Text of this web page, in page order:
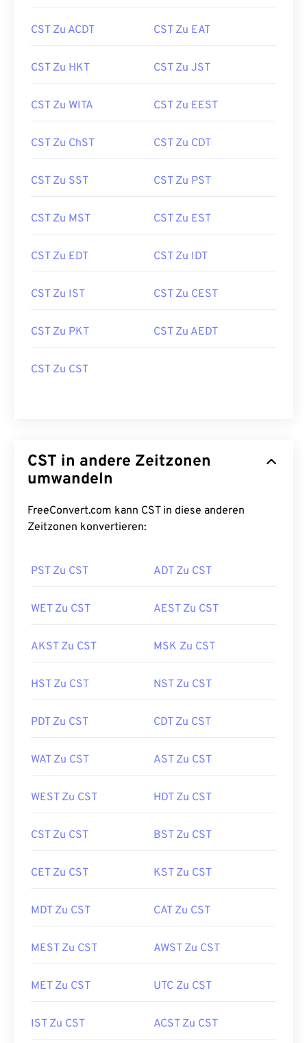
CST Zu ACDT CST Zu EAT
CST Zu HKT CST Zu JST
CST Zu WITA CST Zu EEST
CST Zu ChST CST Zu CDT
CST Zu SST CST Zu PST
CST Zu MST CST Zu EST
CST Zu EDT CST Zu IDT
CST Zu IST CST Zu CEST
CST Zu PKT CST Zu AEDT
CST Zu CST
CST in andere Zeitzonen
umwandeln
FreeConvert.com kann CST in diese anderen
Zeitzonen konvertieren:
PST Zu CST ADT Zu CST
WET Zu CST AEST Zu CST
AKST Zu CST MSK Zu CST
HST Zu CST NST Zu CST
PDT Zu CST CDT Zu CST
WAT Zu CST AST Zu CST
WEST Zu CST HDT Zu CST
CST Zu CST BST Zu CST
CET Zu CST KST Zu CST
MDT Zu CST CAT Zu CST
MEST Zu CST AWST Zu CST
MET Zu CST UTC Zu CST
IST Zu CST ACST Zu CST